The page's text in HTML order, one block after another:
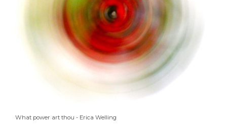
What power art thou - Erica Welling